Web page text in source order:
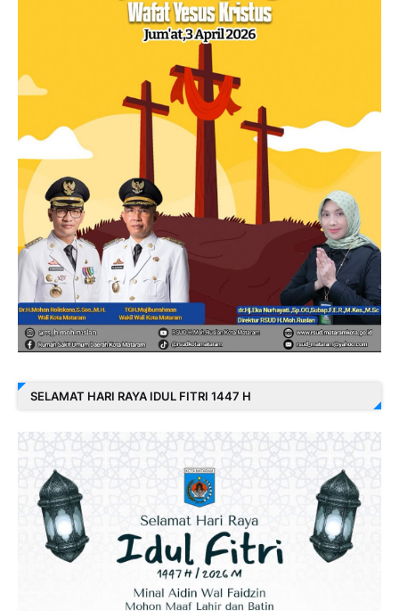
SELAMAT HARI RAYA IDUL FITRI 1447 H